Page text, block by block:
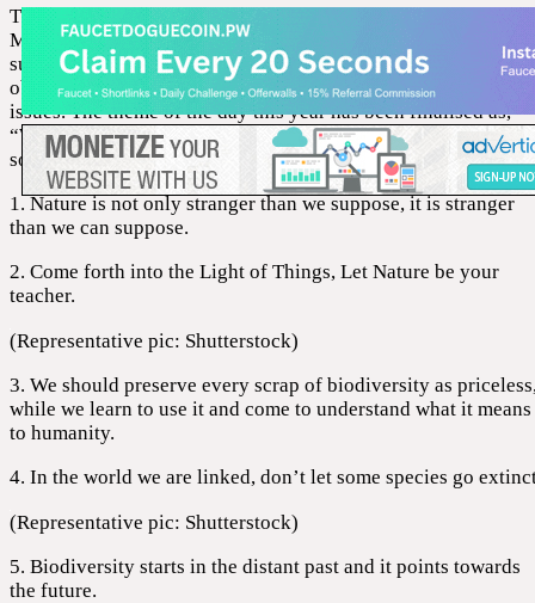
The International Day for Biological Diversity is marked on
May 22. This year, the day is falling on a Saturday. As the
suggests, International Day for Biological Diversity is
observed to raise and create awareness about biodiversity
issues. The theme of the day this year has been finalised as,
“We’re part of the solution #ForNature.” On this day, here are
some images, quotes and wishes that you can share:
1. Nature is not only stranger than we suppose, it is stranger
than we can suppose.
2. Come forth into the Light of Things, Let Nature be your
teacher.
(Representative pic: Shutterstock)
3. We should preserve every scrap of biodiversity as
while we learn to use it and come to understand what it means
to humanity.
4. In the world we are linked, don’t let some species go
(Representative pic: Shutterstock)
5. Biodiversity starts in the distant past and it points towards
the future.